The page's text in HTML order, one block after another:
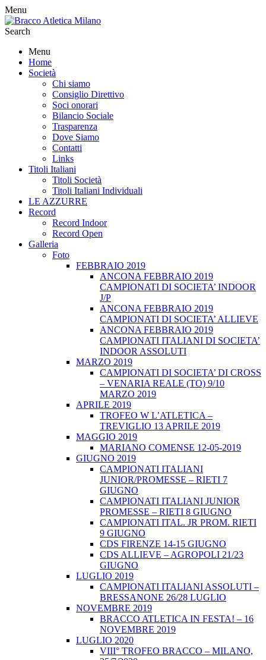
Menu
Search
Menu
Home
Società
Chi siamo
Consiglio Direttivo
Soci onorari
Bilancio Sociale
Trasparenza
Dove Siamo
Contatti
Links
Titoli Italiani
Titoli Società
Titoli Italiani Individuali
LE AZZURRE
Record
Record Indoor
Record Open
Galleria
Foto
FEBBRAIO 2019
ANCONA FEBBRAIO 2019
CAMPIONATI DI SOCIETA’ INDOOR
J/P
ANCONA FEBBRAIO 2019
CAMPIONATI DI SOCIETA’ ALLIEVE
ANCONA FEBBRAIO 2019
CAMPIONATI ITALIANI DI SOCIETA’
INDOOR ASSOLUTI
MARZO 2019
CAMPIONATI DI SOCIETA’ DI CROSS
– VENARIA REALE (TO) 9/10
MARZO 2019
APRILE 2019
TROFEO W L’ATLETICA –
TREVIGLIO 13 APRILE 2019
MAGGIO 2019
MARIANO COMENSE 12-05-2019
GIUGNO 2019
CAMPIONATI ITALIANI
JUNIOR/PROMESSE – RIETI 7
GIUGNO
CAMPIONATI ITALIANI JUNIOR
PROMESSE – RIETI 8 GIUGNO
CAMPIONATI ITAL. JR PROM. RIETI
9 GIUGNO
CDS FIRENZE 14-15 GIUGNO
CDS ALLIEVE – AGROPOLI 21/23
GIUGNO
LUGLIO 2019
CAMPIONATI ITALIANI ASSOLUTI –
BRESSANONE 26/28 LUGLIO
NOVEMBRE 2019
BRACCO ATLETICA IN FESTA! – 16
NOVEMBRE 2019
LUGLIO 2020
VIII° TROFEO BRACCO – MILANO,